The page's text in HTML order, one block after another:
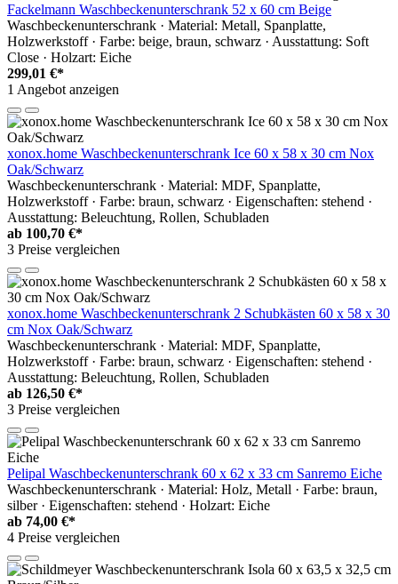
Fackelmann Waschbeckenunterschrank 52 x 60 cm Beige
Waschbeckenunterschrank · Material: Metall, Spanplatte,
Holzwerkstoff · Farbe: beige, braun, schwarz · Ausstattung: Soft
Close · Holzart: Eiche
299,01 €*
1 Angebot anzeigen
xonox.home Waschbeckenunterschrank Ice 60 x 58 x 30 cm Nox
Oak/Schwarz
Waschbeckenunterschrank · Material: MDF, Spanplatte,
Holzwerkstoff · Farbe: braun, schwarz · Eigenschaften: stehend ·
Ausstattung: Beleuchtung, Rollen, Schubladen
ab 100,70 €*
3 Preise vergleichen
xonox.home Waschbeckenunterschrank 2 Schubkästen 60 x 58 x 30
cm Nox Oak/Schwarz
Waschbeckenunterschrank · Material: MDF, Spanplatte,
Holzwerkstoff · Farbe: braun, schwarz · Eigenschaften: stehend ·
Ausstattung: Beleuchtung, Rollen, Schubladen
ab 126,50 €*
3 Preise vergleichen
Pelipal Waschbeckenunterschrank 60 x 62 x 33 cm Sanremo Eiche
Waschbeckenunterschrank · Material: Holz, Metall · Farbe: braun,
silber · Eigenschaften: stehend · Holzart: Eiche
ab 74,00 €*
4 Preise vergleichen